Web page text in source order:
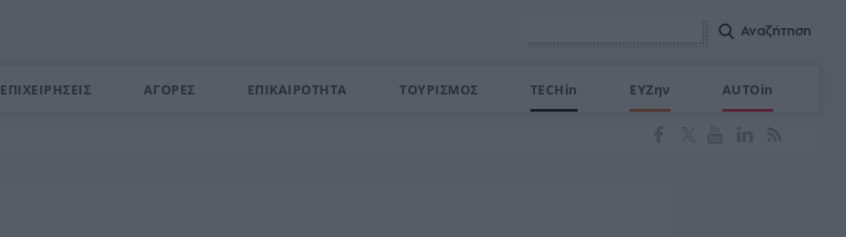
ΕΠΙΧΕΙΡΗΣΕΙΣ ΑΓΟΡΕΣ ΕΠΙΚΑΙΡΟΤΗΤΑ ΤΟΥΡΙΣΜΟΣ TECHin ΕΥΖην AUTOin